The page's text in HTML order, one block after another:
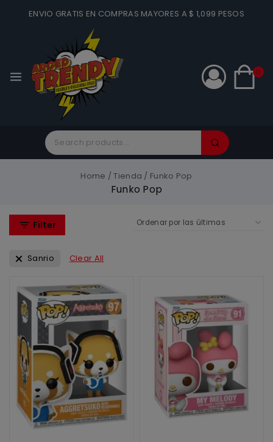
ENVIO GRATIS EN COMPRAS MAYORES A $ 1,099 PESOS
0
Home / Tienda / Funko Pop
Funko Pop
Filter
Sanrio Clear All